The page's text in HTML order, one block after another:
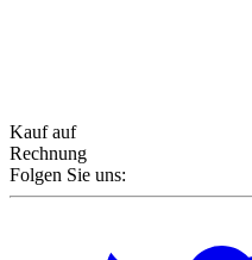
Kauf auf
Rechnung
Folgen Sie uns: